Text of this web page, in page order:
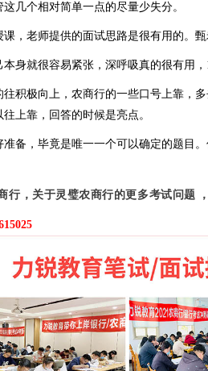
几个相对简单一点的尽量少失分。
，老师提供的面试思路是很有用的。
身就很容易紧张，深呼吸真的很有用，
积极向上，农商行的一些口号上靠，
上靠，回答的时候是亮点。
备，毕竟是唯一一个可以确定的题目
行，关于灵璧农商行的更多考试问题